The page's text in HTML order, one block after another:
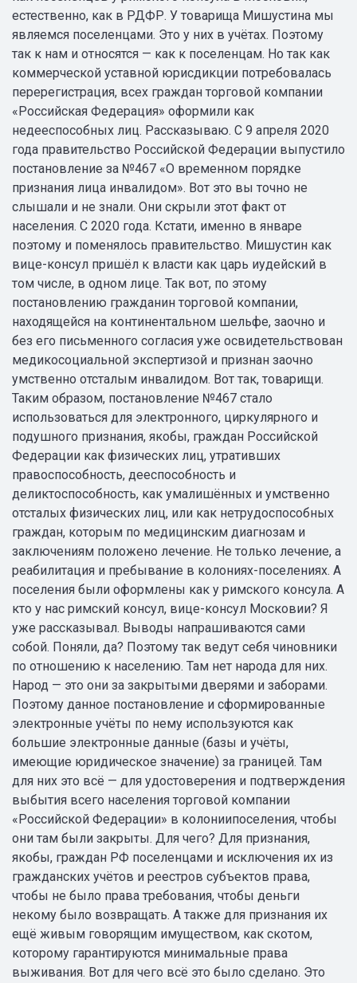
естественно, как в РДФР. У товарища Мишустина мы
являемся поселенцами. Это у них в учётах. Поэтому
так к нам и относятся — как к поселенцам. Но так как
коммерческой уставной юрисдикции потребовалась
перерегистрация, всех граждан торговой компании
«Российская Федерация» оформили как
недееспособных лиц. Рассказываю. С 9 апреля 2020
года правительство Российской Федерации выпустило
постановление за №467 «О временном порядке
признания лица инвалидом». Вот это вы точно не
слышали и не знали. Они скрыли этот факт от
населения. С 2020 года. Кстати, именно в январе
поэтому и поменялось правительство. Мишустин как
вице-консул пришёл к власти как царь иудейский в
том числе, в одном лице. Так вот, по этому
постановлению гражданин торговой компании,
находящейся на континентальном шельфе, заочно и
без его письменного согласия уже освидетельствован
медикосоциальной экспертизой и признан заочно
умственно отсталым инвалидом. Вот так, товарищи.
Таким образом, постановление №467 стало
использоваться для электронного, циркулярного и
подушного признания, якобы, граждан Российской
Федерации как физических лиц, утративших
правоспособность, дееспособность и
деликтоспособность, как умалишённых и умственно
отсталых физических лиц, или как нетрудоспособных
граждан, которым по медицинским диагнозам и
заключениям положено лечение. Не только лечение, а
реабилитация и пребывание в колониях-поселениях. А
поселения были оформлены как у римского консула. А
кто у нас римский консул, вице-консул Московии? Я
уже рассказывал. Выводы напрашиваются сами
собой. Поняли, да? Поэтому так ведут себя чиновники
по отношению к населению. Там нет народа для них.
Народ — это они за закрытыми дверями и заборами.
Поэтому данное постановление и сформированные
электронные учёты по нему используются как
большие электронные данные (базы и учёты,
имеющие юридическое значение) за границей. Там
для них это всё — для удостоверения и подтверждения
выбытия всего населения торговой компании
«Российской Федерации» в колониипоселения, чтобы
они там были закрыты. Для чего? Для признания,
якобы, граждан РФ поселенцами и исключения их из
гражданских учётов и реестров субъектов права,
чтобы не было права требования, чтобы деньги
некому было возвращать. А также для признания их
ещё живым говорящим имуществом, как скотом,
которому гарантируются минимальные права
выживания. Вот для чего всё это было сделано. Это